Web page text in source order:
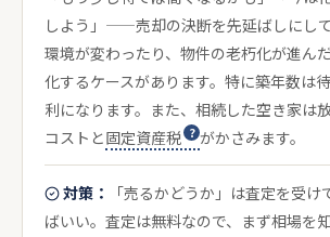
しよう」——売却の決断を先延ばしにし
環境が変わったり、物件の老朽化が進ん
化するケースがあります。特に築年数は
利になります。また、相続した空き家は
コストと固定資産税 がかさみます。
対策：
「売るかどうか」は査定を受
ばいい。査定は無料なので、まず相場を